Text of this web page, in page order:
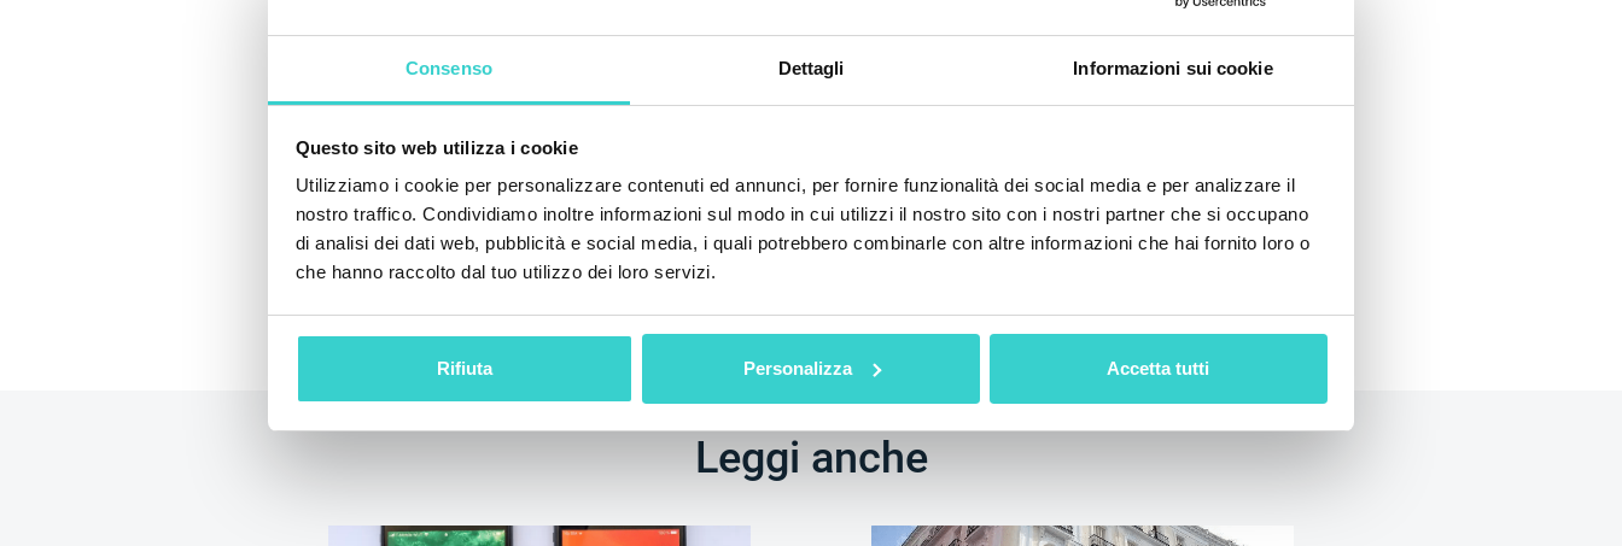
Consenso Dettagli Informazioni sui cookie
Questo sito web utilizza i cookie
Utilizziamo i cookie per personalizzare contenuti ed annunci, per fornire funzionalità dei social media e per analizzare il
nostro traffico. Condividiamo inoltre informazioni sul modo in cui utilizzi il nostro sito con i nostri partner che si occupano
di analisi dei dati web, pubblicità e social media, i quali potrebbero combinarle con altre informazioni che hai fornito loro o
che hanno raccolto dal tuo utilizzo dei loro servizi.
Rifiuta Personalizza Accetta tutti
Restate sintonizzati per il blog NSYS per essere all'avanguardia del settore. Nuovo
digest in arrivo.
Leggi anche